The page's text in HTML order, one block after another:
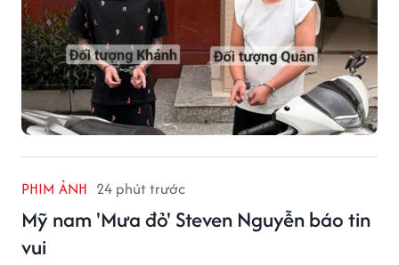
PHIM ẢNH 24 phút trước
Mỹ nam 'Mưa đỏ' Steven Nguyễn báo tin
vui